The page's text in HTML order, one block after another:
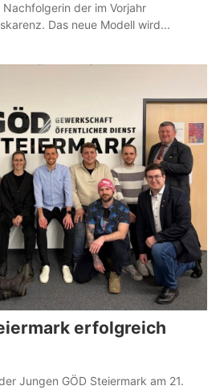
der im Vorjahr
Das neue Modell wird...
erfolgreich
Jungen GÖD Steiermark am 21.